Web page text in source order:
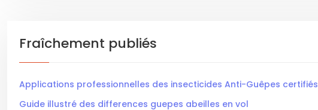
Fraîchement publiés
Applications professionnelles des insecticides Anti-Guêpes certifiés
Guide illustré des differences guepes abeilles en vol